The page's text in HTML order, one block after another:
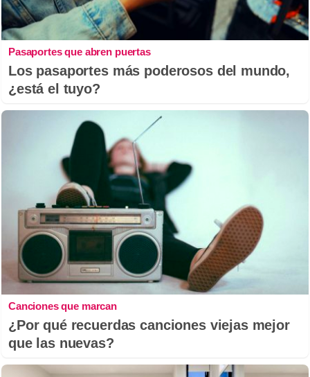
Pasaportes que abren puertas
Los pasaportes más poderosos del mundo,
¿está el tuyo?
Canciones que marcan
¿Por qué recuerdas canciones viejas mejor
que las nuevas?